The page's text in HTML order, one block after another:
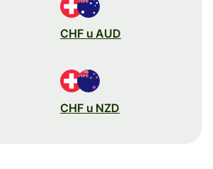
CHF u AUD
CHF u NZD